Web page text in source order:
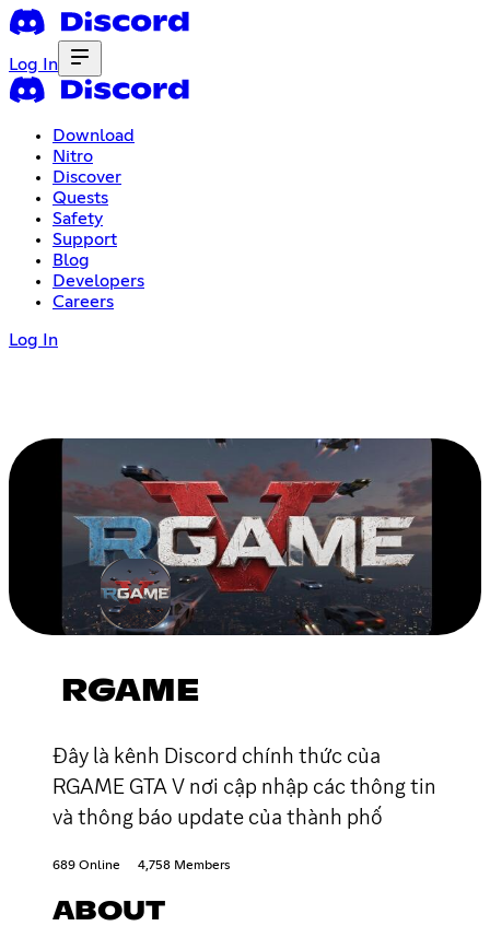
Log In
Download
Nitro
Discover
Quests
Safety
Support
Blog
Developers
Careers
Log In
RGAME
Đây là kênh Discord chính thức của
RGAME GTA V nơi cập nhập các thông tin
và thông báo update của thành phố
689 Online 4,758 Members
ABOUT